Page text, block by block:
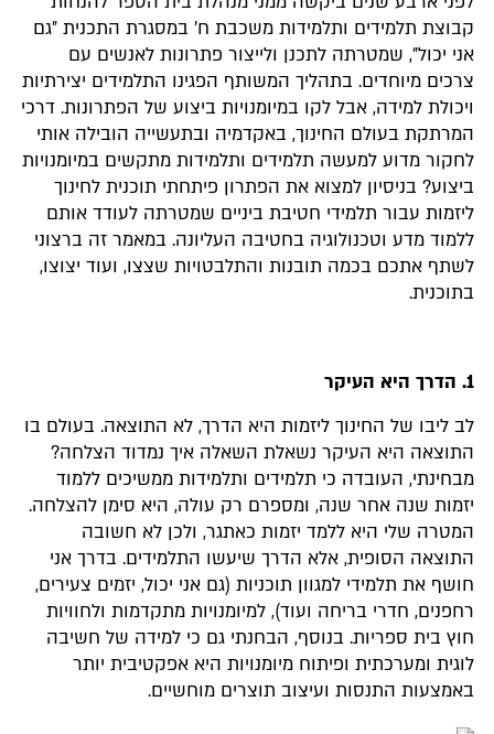
קבוצת תלמידים ותלמידות משכבת ח׳ במסגרת התכנית ״גם
אני יכול״, שמטרתה לתכנן ולייצור פתרונות לאנשים עם
צרכים מיוחדים. בתהליך המשותף הפגינו התלמידים יצירתיות
ויכולת למידה, אבל לקו במיומנויות ביצוע של הפתרונות. דרכי
המרתקת בעולם החינוך, באקדמיה ובתעשייה הובילה אותי
לחקור מדוע למעשה תלמידים ותלמידות מתקשים במיומנויות
ביצוע? בניסיון למצוא את הפתרון פיתחתי תוכנית לחינוך
ליזמות עבור תלמידי חטיבת ביניים שמטרתה לעודד אותם
ללמוד מדע וטכנולוגיה בחטיבה העליונה. במאמר זה ברצוני
לשתף אתכם בכמה תובנות והתלבטויות שצצו, ועוד יצוצו,
בתוכנית.
1. הדרך היא העיקר
לב ליבו של החינוך ליזמות היא הדרך, לא התוצאה. בעולם בו
התוצאה היא העיקר נשאלת השאלה איך נמדוד הצלחה?
מבחינתי, העובדה כי תלמידים ותלמידות ממשיכים ללמוד
יזמות שנה אחר שנה, ומספרם רק עולה, היא סימן להצלחה.
המטרה שלי היא ללמד יזמות כאתגר, ולכן לא חשובה
התוצאה הסופית, אלא הדרך שיעשו התלמידים. בדרך אני
חושף את תלמידי למגוון תוכניות (גם אני יכול, יזמים צעירים,
רחפנים, חדרי בריחה ועוד), למיומנויות מתקדמות ולחוויות
חוץ בית ספריות. בנוסף, הבחנתי גם כי למידה של חשיבה
לוגית ומערכתית ופיתוח מיומנויות היא אפקטיבית יותר
באמצעות התנסות ועיצוב תוצרים מוחשיים.